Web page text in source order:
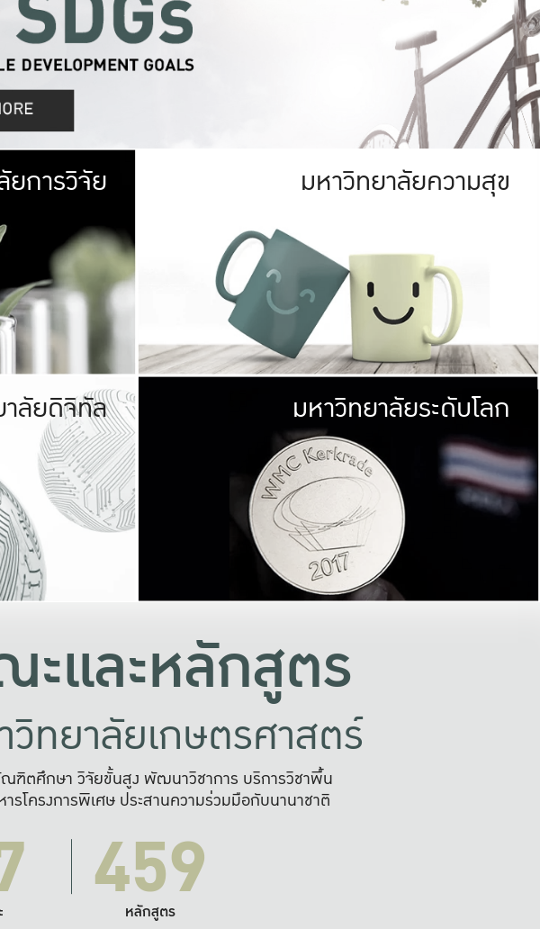
มหาวิทยาลัย
ตรศาสตร์ มีพื้นที่เขียวสดใส หนาแน่น
เป็นป่าในเมือง (URBAN FOREST)
นเมือง (URBAN AGRICULTURE)
ที่นับรวมกันได้ประมาณ 1,400 ไร่
ยการวิจัย มหาวิทยาลัย
ให้กับประชาชน
มหาวิทยาลัยความสุข
ยรับผิดชอบต่อสังคม
ร่วมมือกับชุมชน เพื่อความกินดีอยู่ดี
และความสุขอย่างยั่งยืน
มองปัญหาในภาพกว้าง
แก้ไขจากปัญหาจุดเล็กๆ
ลัยดิจิทัล มหาวิทยา
พร้อมที่จ
และผลักดันในการใช้ระบบส
เพื่อการทำงานแ
มหาวิทยาลัยระดับโลก
และหลักสูตร
วิทยาลัยเกษตรศาสตร์
ฑิตศึกษา วิจัยขั้นสูง พัฒนาวิชาการ บริการวิชาพื้น
รโครงการพิเศษ ประสานความร่วมมือกับนานาชาติ
459
หลักสูตร